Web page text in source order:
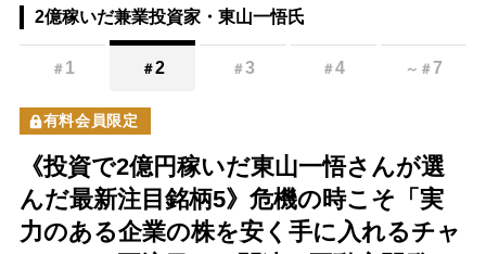
2億稼いだ兼業投資家・東山一悟氏
＃ 1 ＃2 ＃3 ＃4 ～ ＃7
有料会員限定
《投資で2億円稼いだ東山一悟さんが選
んだ最新注目銘柄5》危機の時こそ「実
力のある企業の株を安く手に入れるチャ